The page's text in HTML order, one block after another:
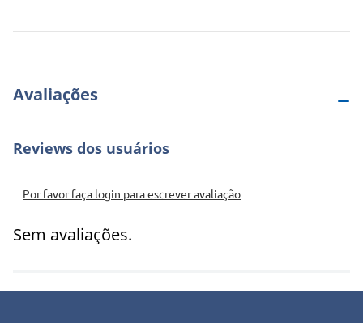
Avaliações
Por favor faça login para escrever avaliação
Sem avaliações.